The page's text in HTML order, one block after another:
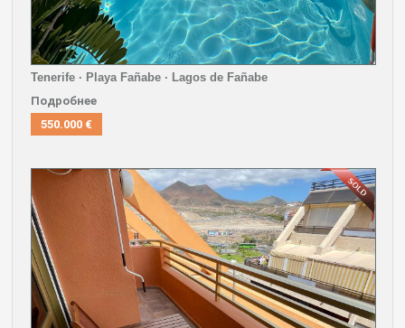
Tenerife · Playa Fañabe · Lagos de Fañabe
Подробнее
550.000 €